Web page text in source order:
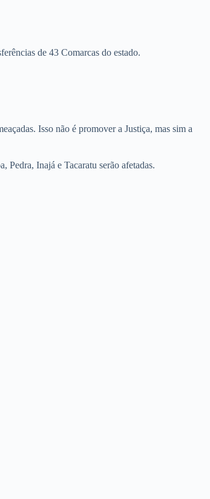
de 43 Comarcas do estado.
Isso não é promover a Justiça, mas sim a
Inajá e Tacaratu serão afetadas.